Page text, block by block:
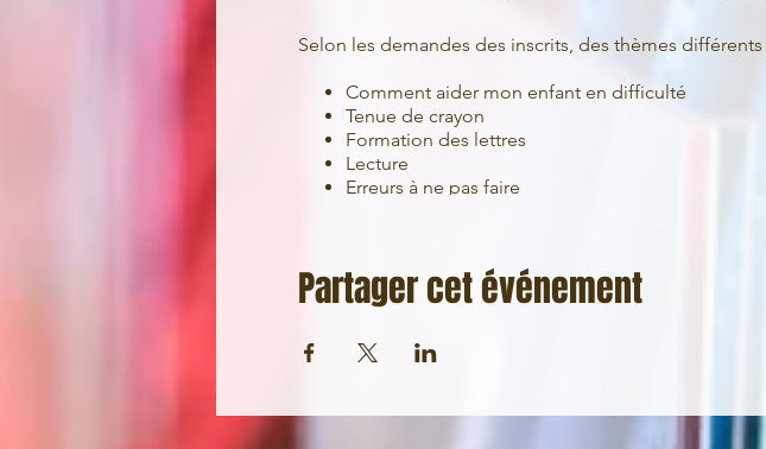
Selon les demandes des inscrits, des thèmes
Comment aider mon enfant en difficulté
Tenue de crayon
Formation des lettres
Lecture
Erreurs à ne pas faire
Un thème vous intéresse ? demandez-nous !
Partager cet événement